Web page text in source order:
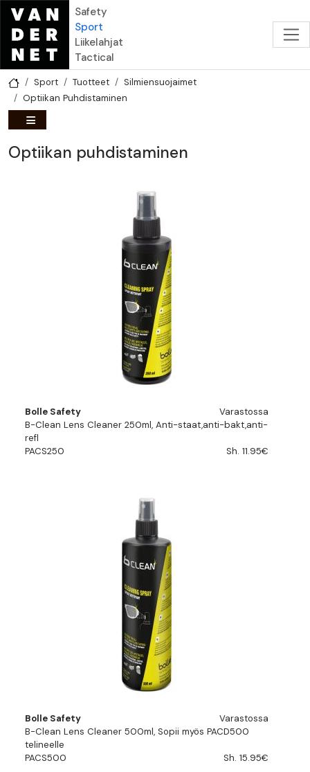
Hyppää pääsisältöön
Safety
Sport
Liikelahjat
Tactical
Sport Tuotteet
Silmiensuojaimet
Optiikan Puhdistaminen
Optiikan puhdistaminen
Bolle Safety
Varastossa
B-Clean Lens Cleaner 250ml, Anti-staat,anti-bakt,anti-
refl
PACS250
Sh. 11.95€
Bolle Safety
Varastossa
B-Clean Lens Cleaner 500ml, Sopii myös PACD500
telineelle
PACS500
Sh. 15.95€